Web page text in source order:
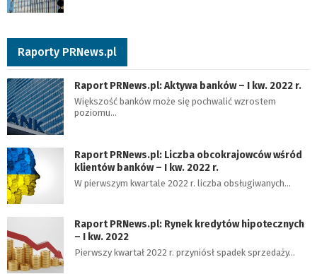
Raporty PRNews.pl
Raport PRNews.pl: Aktywa banków – I kw. 2022 r.
Większość banków może się pochwalić wzrostem
poziomu…
Raport PRNews.pl: Liczba obcokrajowców wśród
klientów banków – I kw. 2022 r.
W pierwszym kwartale 2022 r. liczba obsługiwanych…
Raport PRNews.pl: Rynek kredytów hipotecznych
– I kw. 2022
Pierwszy kwartał 2022 r. przyniósł spadek sprzedaży…